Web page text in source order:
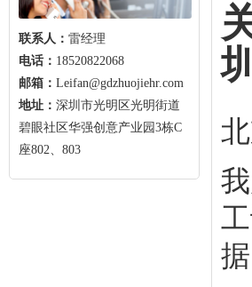
联系人： 雷经理
电话： 18520822068
邮箱： Leifan@gdzhuojiehr.com
地址： 深圳市光明区光明街道
碧眼社区华强创意产业园3栋C
座802、803